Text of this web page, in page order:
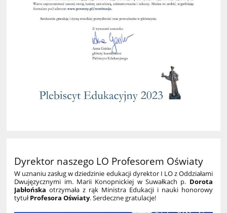
Dyrektor naszego LO Profesorem Oświaty
W uznaniu zasług w dziedzinie edukacji dyrektor I LO z Oddziałami
Dwujęzycznymi im. Marii Konopnickiej w Suwałkach p. Dorota
Jabłońska otrzymała z rąk Ministra Edukacji i nauki honorowy
tytułProfesora Oświaty. Serdeczne gratulacje!